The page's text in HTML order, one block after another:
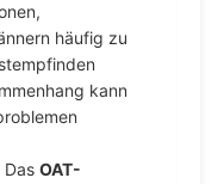
häufig zu
kann
Das OAT-